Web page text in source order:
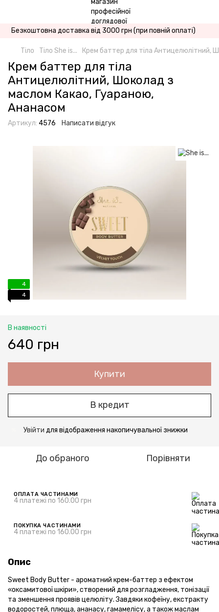
Безкоштовна доставка від 3000 грн (при повній оплаті)
Тіло Тіло She is... Крем баттер для тіла Антицелюлітний,
Крем баттер для тіла
Антицелюлітний, Шоколад з
маслом Какао, Гуараною,
Ананасом
Артикул: 4576 Написати відгук
4
4
В наявності
640 грн
Купити
В кредит
Увійти для відображення накопичувальної знижки
До обраного Порівняти
ОПЛАТА ЧАСТИНАМИ
4 платежі по 160.00 грн
ПОКУПКА ЧАСТИНАМИ
4 платежі по 160.00 грн
Опис
Sweet Body Butter - ароматний крем-баттер з ефектом
«оксамитової шкіри», створений для розгладження, тонізації
та зменшення проявів целюліту. Завдяки кофеїну, екстракту
водоростей, плюща, ананасу, гамамелісу, а також маслам